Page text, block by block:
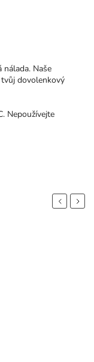
nálada. Naše
tvůj dovolenkový
Nepoužívejte
PreviousNext